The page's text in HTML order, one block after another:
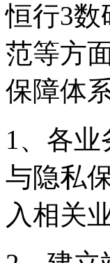
恒行3数
范等方
保障体系
1、
与隐私
入相关